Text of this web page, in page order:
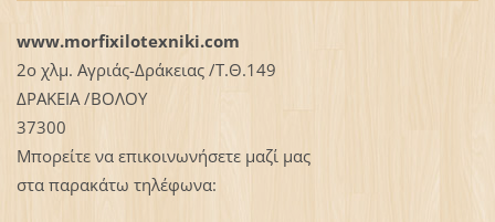
www.morfixilotexniki.com
2ο χλμ. Αγριάς-Δράκειας /Τ.Θ.149
ΔΡΑΚΕΙΑ /ΒΟΛΟΥ
37300
Μπορείτε να επικοινωνήσετε μαζί μας
στα παρακάτω τηλέφωνα: